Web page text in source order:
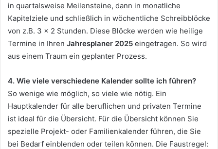
in quartalsweise Meilensteine, dann in monatliche
Kapitelziele und schließlich in wöchentliche Schreibblöcke
von z.B. 3 x 2 Stunden. Diese Blöcke werden wie heilige
Termine in Ihren Jahresplaner 2025 eingetragen. So wird
aus einem Traum ein geplanter Prozess.
4. Wie viele verschiedene Kalender sollte ich führen?
So wenige wie möglich, so viele wie nötig. Ein
Hauptkalender für alle beruflichen und privaten Termine
ist ideal für die Übersicht. Für die Übersicht können Sie
spezielle Projekt- oder Familienkalender führen, die Sie
bei Bedarf einblenden oder teilen können. Die Faustregel: